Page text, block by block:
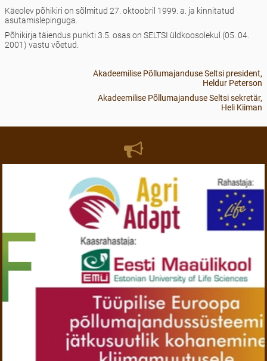
Käeolev põhikiri on sõlmitud 27. oktoobril 1999. a. ja kinnitatud
asutamislepinguga.
Põhikirja täiendus punkti 3.5. osas on SELTSI üldkoosolekul (05. 04.
2001) vastu võetud.
Akadeemilise Põllumajanduse Seltsi president,
Heldur Peterson
Akadeemilise Põllumajanduse Seltsi sekretär,
Heli Kiiman